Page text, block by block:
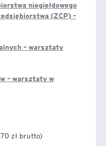
niegiełdowego
(ZCP) –
– warsztaty
– warsztaty w
zł brutto)